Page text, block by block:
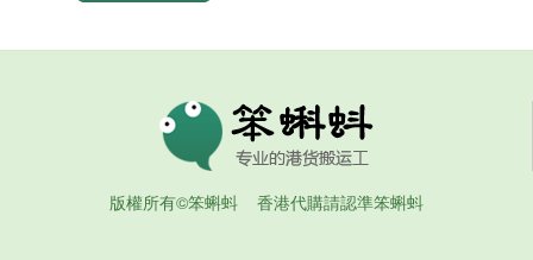
版權所有©笨蝌蚪 香港代購請認準笨蝌蚪